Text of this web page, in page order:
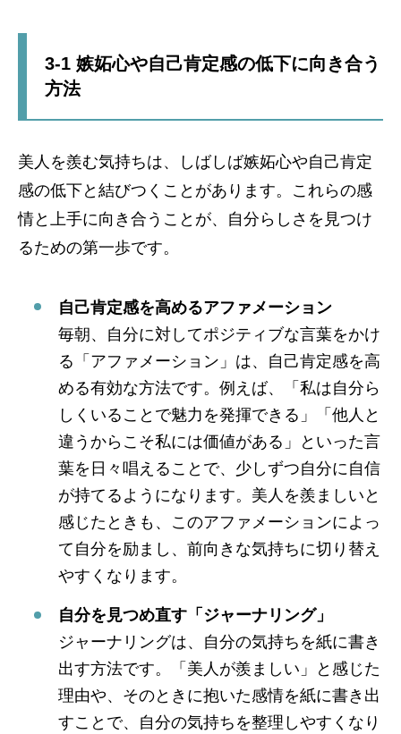
3-1 嫉妬心や自己肯定感の低下に向き合う
方法
美人を羨む気持ちは、しばしば嫉妬心や自己肯定
感の低下と結びつくことがあります。これらの感
情と上手に向き合うことが、自分らしさを見つけ
るための第一歩です。
自己肯定感を高めるアファメーション
毎朝、自分に対してポジティブな言葉をかけ
る「アファメーション」は、自己肯定感を高
める有効な方法です。例えば、「私は自分ら
しくいることで魅力を発揮できる」「他人と
違うからこそ私には価値がある」といった言
葉を日々唱えることで、少しずつ自分に自信
が持てるようになります。美人を羨ましいと
感じたときも、このアファメーションによっ
て自分を励まし、前向きな気持ちに切り替え
やすくなります。
自分を見つめ直す「ジャーナリング」
ジャーナリングは、自分の気持ちを紙に書き
出す方法です。「美人が羨ましい」と感じた
理由や、そのときに抱いた感情を紙に書き出
すことで、自分の気持ちを整理しやすくなり